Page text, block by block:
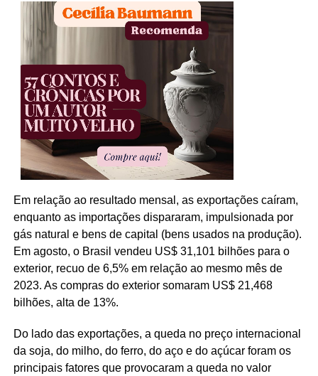
Em relação ao resultado mensal, as exportações caíram,
enquanto as importações dispararam, impulsionada por
gás natural e bens de capital (bens usados na produção).
Em agosto, o Brasil vendeu US$ 31,101 bilhões para o
exterior, recuo de 6,5% em relação ao mesmo mês de
2023. As compras do exterior somaram US$ 21,468
bilhões, alta de 13%.
Do lado das exportações, a queda no preço internacional
da soja, do milho, do ferro, do aço e do açúcar foram os
principais fatores que provocaram a queda no valor